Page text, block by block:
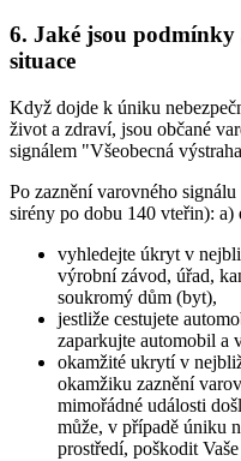
6. Jaké jsou
situace
Když dojde k úniku
život a zdraví, jsou občané
signálem "Všeobecná
Po zaznění varovného
sirény po dobu 140 vteřin): a)
vyhledejte úkryt v
výrobní závod, úřad,
soukromý dům (byt),
jestliže cestujete
zaparkujte automobil a
okamžité ukrytí v
okamžiku zaznění
mimořádné události
může, v případě úniku
prostředí, poškodit